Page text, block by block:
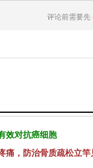
评论前需要先
效对抗癌细胞
痛，防治骨质疏松立竿